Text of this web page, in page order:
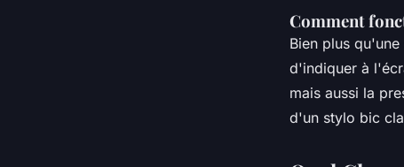
Comment
Bien plus
d'indiquer à
mais aussi la
d'un stylo bic